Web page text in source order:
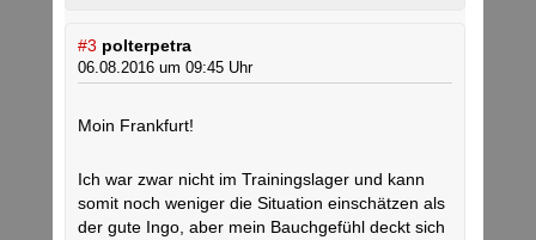
#3 polterpetra
06.08.2016 um 09:45 Uhr
Moin Frankfurt!
Ich war zwar nicht im Trainingslager und kann
somit noch weniger die Situation einschätzen als
der gute Ingo, aber mein Bauchgefühl deckt sich